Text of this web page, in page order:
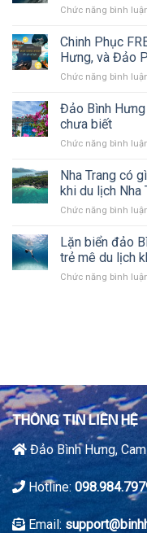
Chức năng bình
Chinh Phục
Hưng, và Đảo
Chức năng bình
Đảo Bình
chưa biết
Chức năng bình
Nha Trang có
khi du lịch Nha
Chức năng bình
Lặn biển đảo
trẻ mê du lịch
Chức năng bình
THÔNG TIN LIÊN HỆ
Đảo Bình Hưng,
Hotline:
Email: